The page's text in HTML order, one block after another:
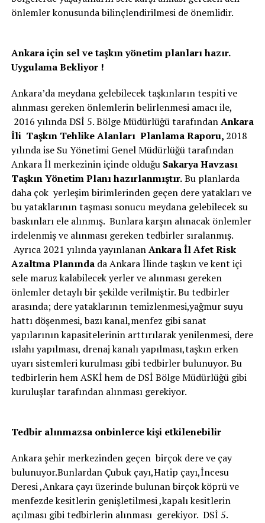
önlemler konusunda bilinçlendirilmesi de önemlidir.
Ankara için sel ve taşkın yönetim planları hazır.
Uygulama Bekliyor !
Ankara’da meydana gelebilecek taşkınların tespiti ve
alınması gereken önlemlerin belirlenmesi amacı ile,
2016 yılında DSİ 5. Bölge Müdürlüğü tarafındanAnkara
İli Taşkın Tehlike Alanları Planlama Raporu, 2018
yılında ise Su Yönetimi Genel Müdürlüğü tarafından
Ankara İl merkezinin içinde olduğu Sakarya Havzası
Taşkın Yönetim Planı hazırlanmıştır.Bu planlarda
daha çok yerleşim birimlerinden geçen dere yatakları ve
bu yataklarının taşması sonucu meydana gelebilecek su
baskınları ele alınmış. Bunlara karşın alınacak önlemler
irdelenmiş ve alınması gereken tedbirler sıralanmış.
Ayrıca 2021 yılında yayınlananAnkara İl Afet Risk
Azaltma Planındada Ankara İlinde taşkın ve kent içi
sele maruz kalabilecek yerler ve alınması gereken
önlemler detaylı bir şekilde verilmiştir. Bu tedbirler
arasında; dere yataklarının temizlenmesi,yağmur suyu
hattı döşenmesi, bazı kanal,menfez gibi sanat
yapılarının kapasitelerinin arttırılarak yenilenmesi, dere
ıslahı yapılması, drenaj kanalı yapılması,taşkın erken
uyarı sistemleri kurulması gibi tedbirler bulunuyor. Bu
tedbirlerin hem ASKİ hem de DSİ Bölge Müdürlüğü gibi
kuruluşlar tarafından alınması gerekiyor.
Tedbir alınmazsa onbinlerce kişi etkilenebilir
Ankara şehir merkezinden geçen birçok dere ve çay
bulunuyor.Bunlardan Çubuk çayı,Hatip çayı,İncesu
Deresi ,Ankara çayı üzerinde bulunan birçok köprü ve
menfezde kesitlerin genişletilmesi ,kapalı kesitlerin
açılması gibi tedbirlerin alınması gerekiyor. DSİ 5.